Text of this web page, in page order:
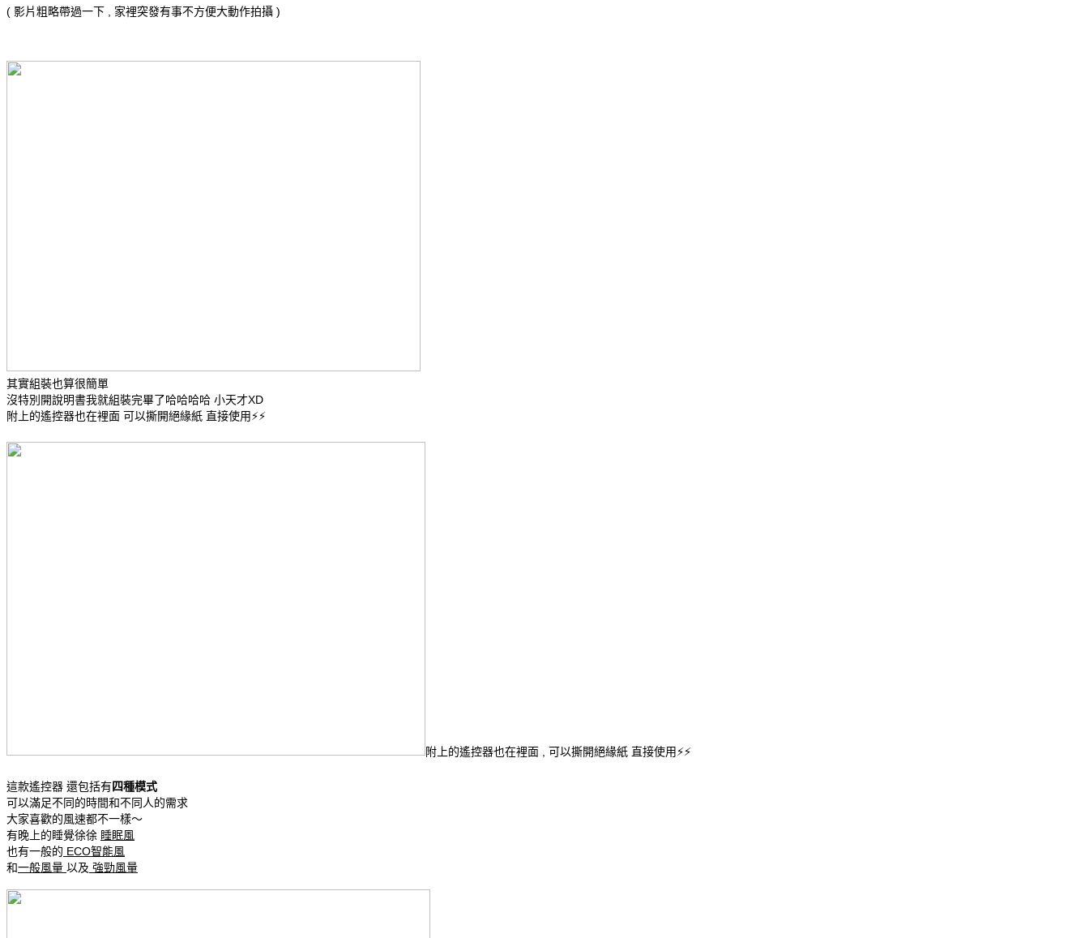
( 影片粗略帶過一下 , 家裡突發有事不方便大動作拍攝 )
其實組裝也算很簡單
沒特別開說明書我就組裝完畢了哈哈哈哈 小天才XD
附上的遙控器也在裡面 可以撕開絕緣紙 直接使用⚡⚡
附上的遙控器也在裡面 , 可以撕開絕緣紙 直接使用⚡⚡
這款遙控器 還包括有四種模式
可以滿足不同的時間和不同人的需求
大家喜歡的風速都不一樣～
有晚上的睡覺徐徐 睡眠風
也有一般的 ECO智能風
和一般風量 以及 強勁風量